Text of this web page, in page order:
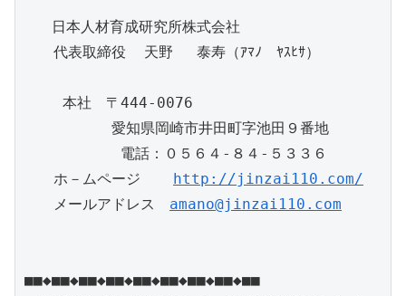
   日本人材育成研究所株式会社
代表取締役  天野 　泰寿（ｱﾏﾉ　ﾔｽﾋｻ）
本社　〒444-0076
愛知県岡崎市井田町字池田９番地
電話：０５６４-８４-５３３６
ホ－ムページ
http://jinzai110.com/
メールアドレス amano@jinzai110.com
■■◆■■◆■■◆■■◆■■◆■■◆■■◆■■◆■■